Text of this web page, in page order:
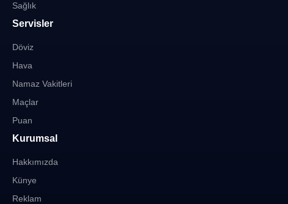
Sağlık
Servisler
Döviz
Hava
Namaz Vakitleri
Maçlar
Puan
Kurumsal
Hakkımızda
Künye
Reklam